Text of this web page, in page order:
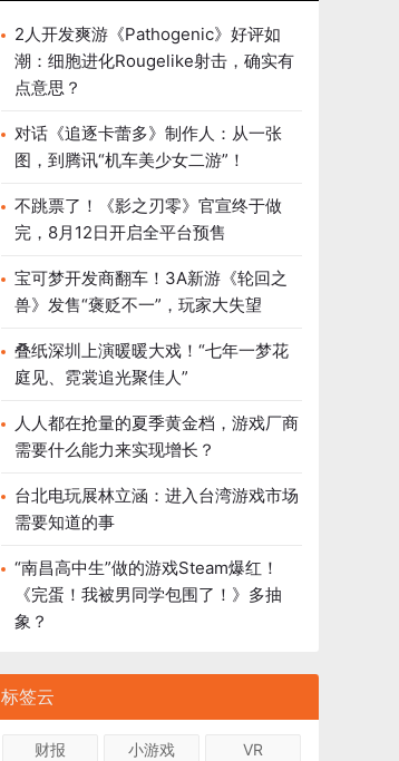
2人开发爽游《Pathogenic》好评如
潮：细胞进化Rougelike射击，确实有
点意思？
对话《追逐卡蕾多》制作人：从一张
图，到腾讯“机车美少女二游”！
不跳票了！《影之刃零》官宣终于做
完，8月12日开启全平台预售
宝可梦开发商翻车！3A新游《轮回之
兽》发售“褒贬不一”，玩家大失望
叠纸深圳上演暖暖大戏！“七年一梦花
庭见、霓裳追光聚佳人”
人人都在抢量的夏季黄金档，游戏厂商
需要什么能力来实现增长？
台北电玩展林立涵：进入台湾游戏市场
需要知道的事
“南昌高中生”做的游戏Steam爆红！
《完蛋！我被男同学包围了！》多抽
象？
标签云
财报 小游戏
VR